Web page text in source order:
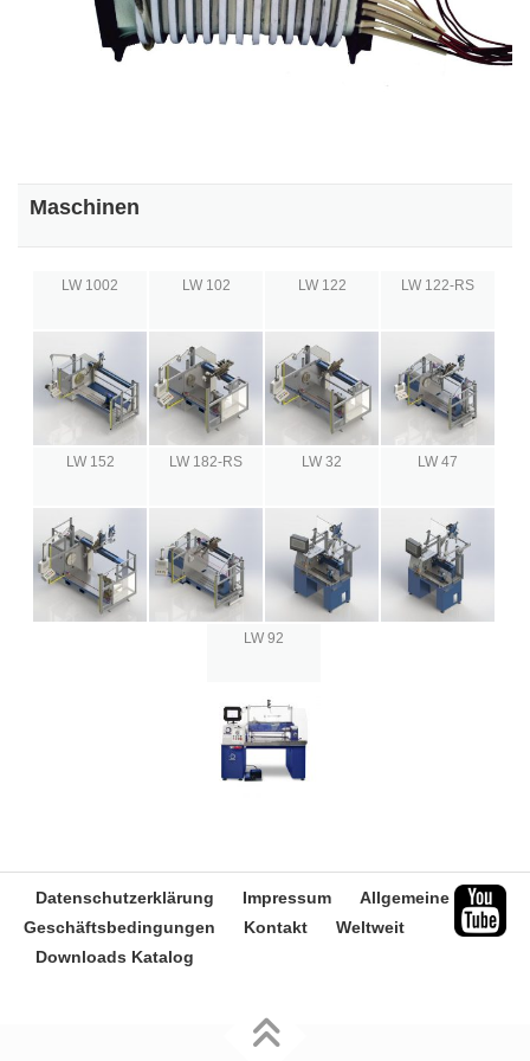
Maschinen
LW 1002 LW 102 LW 122 LW 122-RS
LW 152 LW 182-RS LW 32 LW 47
LW 92
Datenschutzerklärung Impressum
Allgemeine
Geschäftsbedingungen
Kontakt
Weltweit
Downloads Katalog